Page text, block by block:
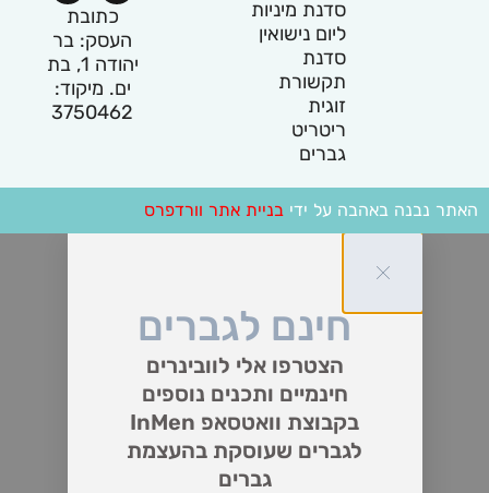
סדנת מיניות
ליום נישואין
סדנת
תקשורת
זוגית
ריטריט
גברים
כתובת
העסק: בר
יהודה 1, בת
ים. מיקוד:
3750462
האתר נבנה באהבה על ידי בניית אתר וורדפרס
חינם לגברים
הצטרפו אלי לוובינרים
חינמיים ותכנים נוספים
בקבוצת וואטסאפ InMen
לגברים שעוסקת בהעצמת
גברים